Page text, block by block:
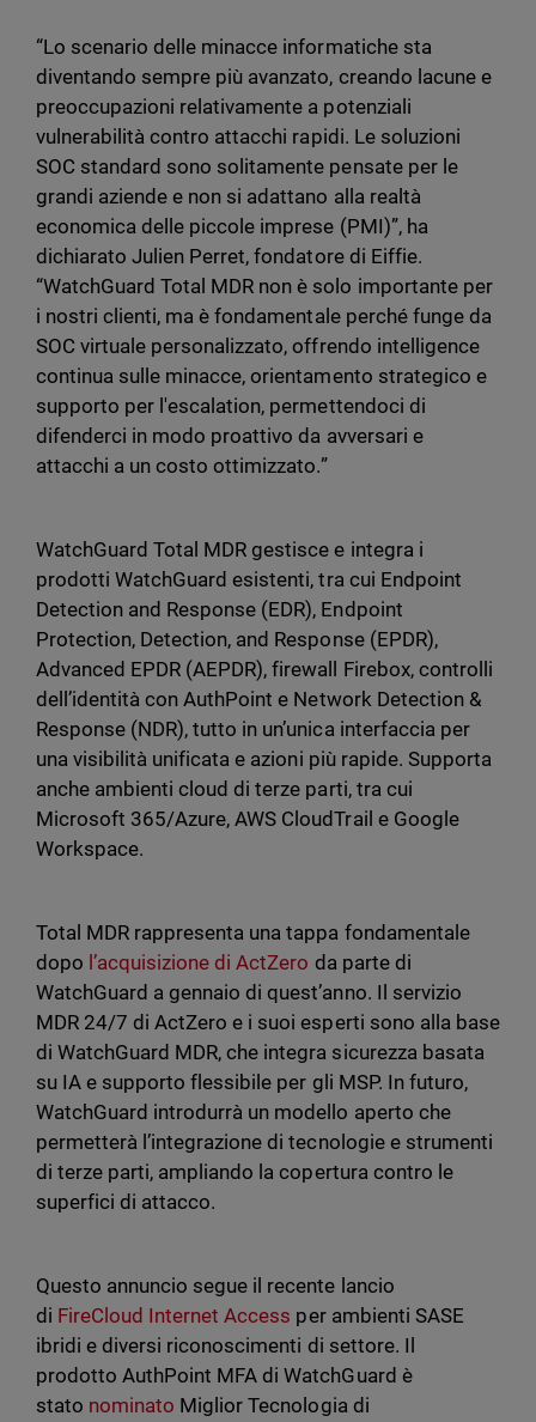
“Lo scenario delle minacce informatiche sta
diventando sempre più avanzato, creando lacune e
preoccupazioni relativamente a potenziali
vulnerabilità contro attacchi rapidi. Le soluzioni
SOC standard sono solitamente pensate per le
grandi aziende e non si adattano alla realtà
economica delle piccole imprese (PMI)”, ha
dichiarato Julien Perret, fondatore di Eiffie.
“WatchGuard Total MDR non è solo importante per
i nostri clienti, ma è fondamentale perché funge da
SOC virtuale personalizzato, offrendo intelligence
continua sulle minacce, orientamento strategico e
supporto per l'escalation, permettendoci di
difenderci in modo proattivo da avversari e
attacchi a un costo ottimizzato.”
WatchGuard Total MDR gestisce e integra i
prodotti WatchGuard esistenti, tra cui Endpoint
Detection and Response (EDR), Endpoint
Protection, Detection, and Response (EPDR),
Advanced EPDR (AEPDR), firewall Firebox, controlli
dell’identità con AuthPoint e Network Detection &
Response (NDR), tutto in un’unica interfaccia per
una visibilità unificata e azioni più rapide. Supporta
anche ambienti cloud di terze parti, tra cui
Microsoft 365/Azure, AWS CloudTrail e Google
Workspace.
Total MDR rappresenta una tappa fondamentale
dopo l’acquisizione di ActZero da parte di
WatchGuard a gennaio di quest’anno. Il servizio
MDR 24/7 di ActZero e i suoi esperti sono alla base
di WatchGuard MDR, che integra sicurezza basata
su IA e supporto flessibile per gli MSP. In futuro,
WatchGuard introdurrà un modello aperto che
permetterà l’integrazione di tecnologie e strumenti
di terze parti, ampliando la copertura contro le
superfici di attacco.
Questo annuncio segue il recente lancio
di FireCloud Internet Access per ambienti SASE
ibridi e diversi riconoscimenti di settore. Il
prodotto AuthPoint MFA di WatchGuard è
stato nominato Miglior Tecnologia di